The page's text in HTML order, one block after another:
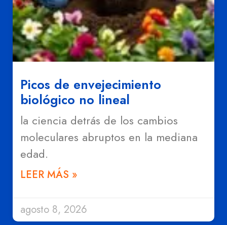
Picos de envejecimiento
biológico no lineal
la ciencia detrás de los cambios
moleculares abruptos en la mediana
edad.
LEER MÁS »
agosto 8, 2026